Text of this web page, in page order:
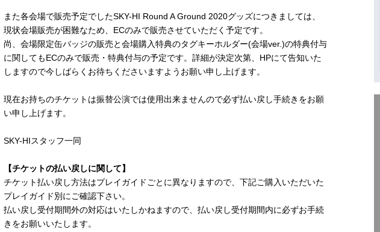
また各会場で販売予定でしたSKY-HI Round A Ground 2020グッズにつきましては、
現状会場販売が困難なため、ECのみで販売させていただく予定です。
尚、会場限定缶バッジの販売と会場購入特典のタグキーホルダー(会場ver.)の特典付与
に関してもECのみで販売・特典付与の予定です。詳細が決定次第、HPにて告知いた
しますので今しばらくお待ちくださいますようお願い申し上げます。
現在お持ちのチケットは振替公演では使用出来ませんので必ず払い戻し手続きをお願
い申し上げます。
SKY-HIスタッフ一同
【チケットの払い戻しに関して】
チケット払い戻し方法はプレイガイドごとに異なりますので、下記ご購入いただいた
プレイガイド別にご確認下さい。
払い戻し受付期間外の対応はいたしかねますので、払い戻し受付期間内に必ずお手続
きをお願いいたします。